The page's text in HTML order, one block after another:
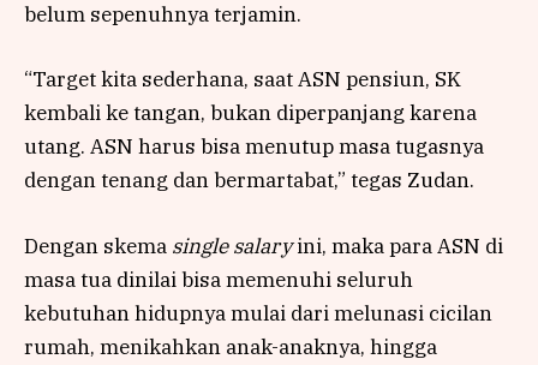
belum sepenuhnya terjamin.
“Target kita sederhana, saat ASN pensiun, SK
kembali ke tangan, bukan diperpanjang karena
utang. ASN harus bisa menutup masa tugasnya
dengan tenang dan bermartabat,” tegas Zudan.
Dengan skema single salaryini, maka para ASN di
masa tua dinilai bisa memenuhi seluruh
kebutuhan hidupnya mulai dari melunasi cicilan
rumah, menikahkan anak-anaknya, hingga